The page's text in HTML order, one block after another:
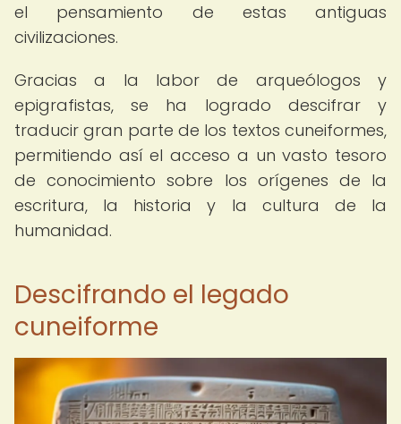
el pensamiento de estas antiguas
civilizaciones.
Gracias a la labor de arqueólogos y
epigrafistas, se ha logrado descifrar y
traducir gran parte de los textos cuneiformes,
permitiendo así el acceso a un vasto tesoro
de conocimiento sobre los orígenes de la
escritura, la historia y la cultura de la
humanidad.
Descifrando el legado
cuneiforme